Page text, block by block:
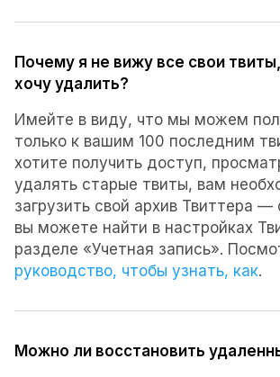
Почему я не вижу все свои
хочу удалить?
Имейте в виду, что мы можем
только к вашим 100 последним
хотите получить доступ,
удалять старые твиты, вам
загрузить свой архив Твиттера
вы можете найти в настройках
разделе «Учетная запись».
руководство, чтобы узнать, как.
Можно ли восстановить